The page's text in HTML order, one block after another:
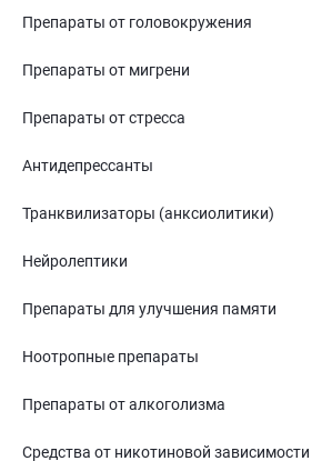
Препараты от головокружения
Препараты от мигрени
Препараты от стресса
Антидепрессанты
Транквилизаторы (анксиолитики)
Нейролептики
Препараты для улучшения памяти
Ноотропные препараты
Препараты от алкоголизма
Средства от никотиновой зависимости